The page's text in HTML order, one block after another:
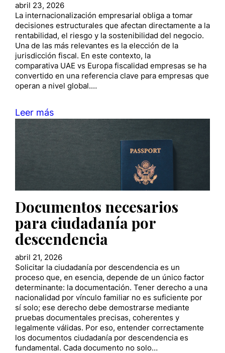
abril 23, 2026
La internacionalización empresarial obliga a tomar
decisiones estructurales que afectan directamente a la
rentabilidad, el riesgo y la sostenibilidad del negocio.
Una de las más relevantes es la elección de la
jurisdicción fiscal. En este contexto, la
comparativa UAE vs Europa fiscalidad empresas se ha
convertido en una referencia clave para empresas que
operan a nivel global.…
Leer más
Documentos necesarios
para ciudadanía por
descendencia
abril 21, 2026
Solicitar la ciudadanía por descendencia es un
proceso que, en esencia, depende de un único factor
determinante: la documentación. Tener derecho a una
nacionalidad por vínculo familiar no es suficiente por
sí solo; ese derecho debe demostrarse mediante
pruebas documentales precisas, coherentes y
legalmente válidas. Por eso, entender correctamente
los documentos ciudadanía por descendencia es
fundamental. Cada documento no solo…